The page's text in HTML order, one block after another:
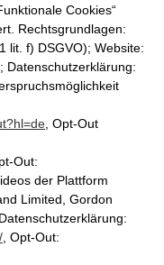
Cookies“
Rechtsgrundlagen:
lit. f) DSGVO); Website:
; Datenschutzerklärung:
, Opt-Out
Out:
der Plattform
Limited, Gordon
, Opt-Out: